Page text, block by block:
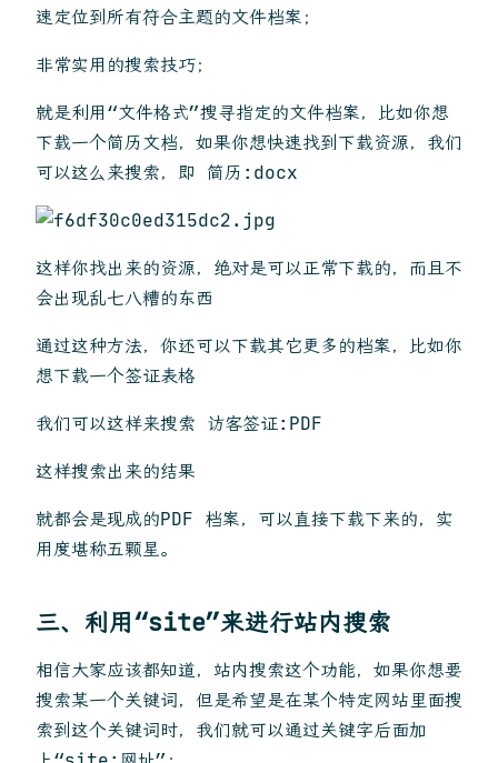
速定位到所有符合主题的文件档案；
非常实用的搜索技巧；
就是利用“文件格式”搜寻指定的文件档案，比如你想
下载一个简历文档，如果你想快速找到下载资源，我们
可以这么来搜索，即 简历:docx
这样你找出来的资源，绝对是可以正常下载的，而且不
会出现乱七八糟的东西
通过这种方法，你还可以下载其它更多的档案，比如你
想下载一个签证表格
我们可以这样来搜索 访客签证:PDF
这样搜索出来的结果
就都会是现成的PDF 档案，可以直接下载下来的，实
用度堪称五颗星。
三、利用“site”来进行站内搜索
相信大家应该都知道，站内搜索这个功能，如果你想要
搜索某一个关键词，但是希望是在某个特定网站里面搜
索到这个关键词时，我们就可以通过关键字后面加